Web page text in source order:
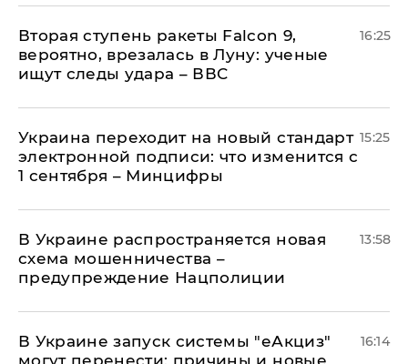
Вторая ступень ракеты Falcon 9,
вероятно, врезалась в Луну: ученые
ищут следы удара – ВВС
16:25
Украина переходит на новый стандарт
электронной подписи: что изменится с
1 сентября – Минцифры
15:25
В Украине распространяется новая
схема мошенничества –
предупреждение Нацполиции
13:58
В Украине запуск системы "еАкциз"
могут перенести: причины и новые
16:14